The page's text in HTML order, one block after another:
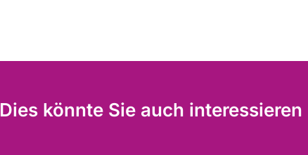
Dies könnte Sie auch interessieren